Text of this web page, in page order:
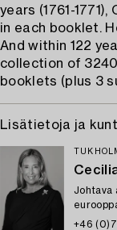
years (1761-
in each booklet.
And within 122
collection of
booklets (plus 3
Lisätietoja ja
Johtava
+46